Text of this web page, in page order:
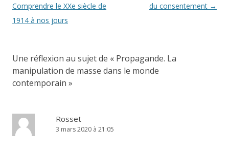
Comprendre le XXe siècle de
1914 à nos jours
du consentement →
Une réflexion au sujet de « Propagande. La
manipulation de masse dans le monde
contemporain »
Rosset
3 mars 2020 à 21:05